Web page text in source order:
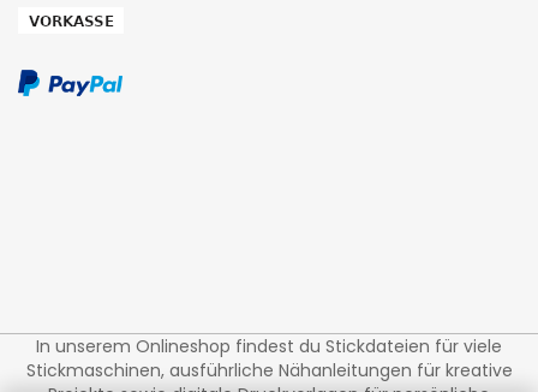
In unserem Onlineshop findest du Stickdateien für viele
Stickmaschinen, ausführliche Nähanleitungen für kreative